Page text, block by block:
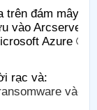
đám mây,
vào Arcserve®
Azure
rạc và:
vào